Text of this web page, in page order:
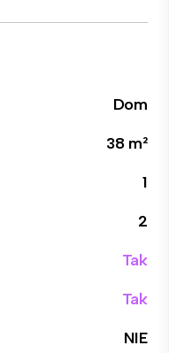
Dom
38 m²
1
2
Tak
Tak
NIE